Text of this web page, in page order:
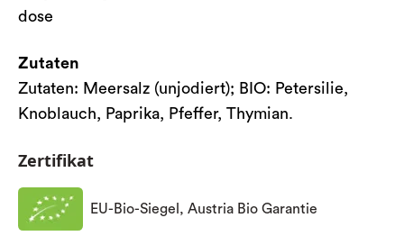
dose
Zutaten
Zutaten: Meersalz (unjodiert); BIO: Petersilie,
Knoblauch, Paprika, Pfeffer, Thymian.
Zertifikat
EU-Bio-Siegel, Austria Bio Garantie